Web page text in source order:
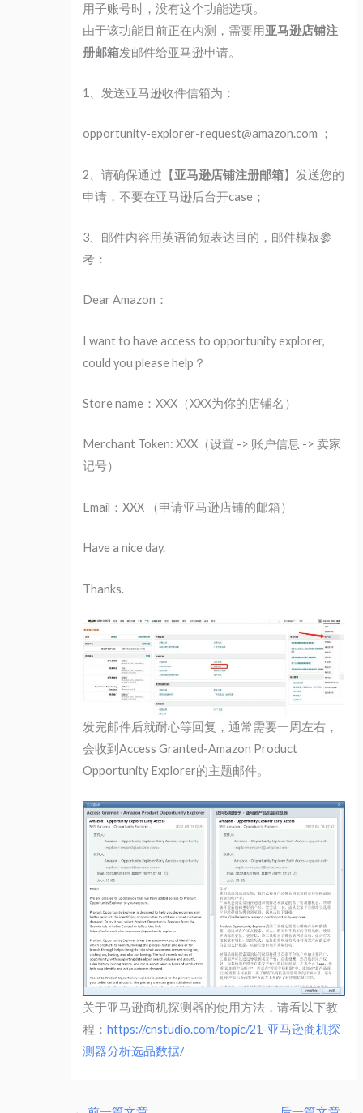
用子账号时，没有这个功能选项。
由于该功能目前正在内测，需要用亚马逊店铺注
册邮箱发邮件给亚马逊申请。
1、发送亚马逊收件信箱为：
opportunity-explorer-request@amazon.com ；
2、请确保通过【亚马逊店铺注册邮箱】发送您的
申请，不要在亚马逊后台开case；
3、邮件内容用英语简短表达目的，邮件模板参
考：
Dear Amazon：
I want to have access to opportunity explorer,
could you please help？
Store name：XXX（XXX为你的店铺名）
Merchant Token: XXX（设置 -> 账户信息 -> 卖家
记号）
Email：XXX （申请亚马逊店铺的邮箱）
Have a nice day.
Thanks.
发完邮件后就耐心等回复，通常需要一周左右，
会收到Access Granted-Amazon Product
Opportunity Explorer的主题邮件。
关于亚马逊商机探测器的使用方法，请看以下教
程：https://cnstudio.com/topic/21-亚马逊商机探
测器分析选品数据/